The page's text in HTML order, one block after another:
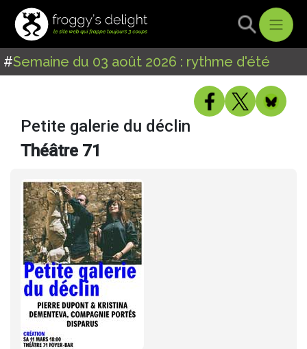
#Semaine du 03 août 2026 : rythme d'été
Petite galerie du déclin
Théâtre 71